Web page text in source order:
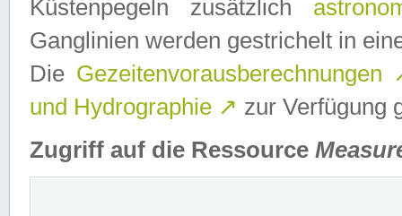
Küstenpegeln zusätzlich
Ganglinien werden gestrichelt in
Die Gezeitenvorausberechnungen
und Hydrographie ↗ zur Verfügung
Zugriff auf die Ressource